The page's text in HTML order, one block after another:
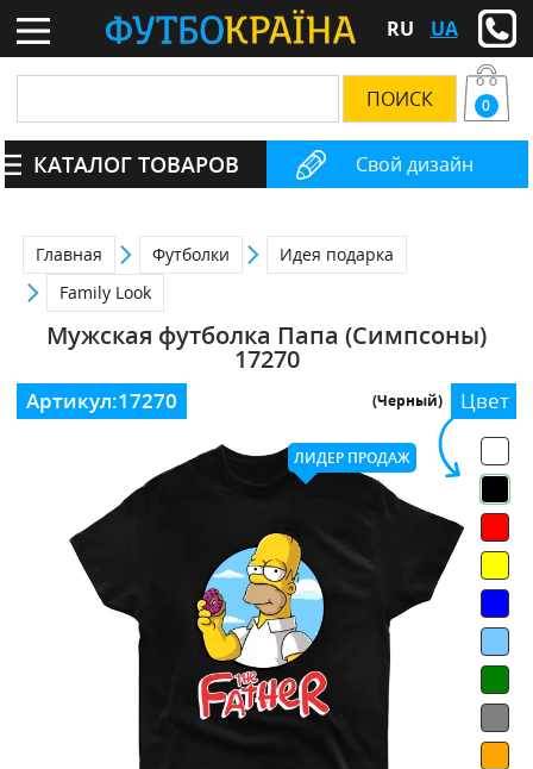
RU UA
Свой дизайн
0
КАТАЛОГ ТОВАРОВ
Главная Футболки
Идея подарка
Family Look
Мужская футболка Папа (Симпсоны)
17270
ЛИДЕР ПРОДАЖ
Цвет
(Черный)
Артикул:17270